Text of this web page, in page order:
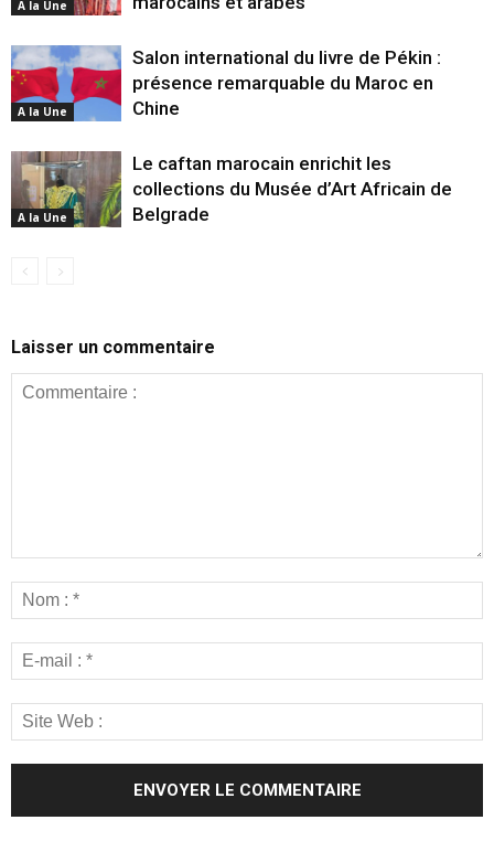
A la Une
A la Une
Salon international du livre de Pékin :
présence remarquable du Maroc en
Chine
A la Une
Le caftan marocain enrichit les
collections du Musée d’Art Africain de
Belgrade
Laisser un commentaire